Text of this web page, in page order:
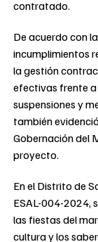
contratado.
De acuerdo con
incumplimientos
la gestión
efectivas frente a
suspensiones y
también
Gobernación del
proyecto.
En el Distrito de
ESAL-004-2024,
las fiestas del
cultura y los